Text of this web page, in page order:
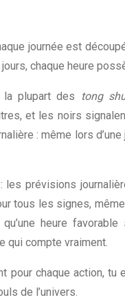
journée est
chaque heure
la plupart des tong
et les noirs
: même lors
prévisions
tous les signes,
heure
qui compte vraiment.
pour chaque action,
de l’univers.